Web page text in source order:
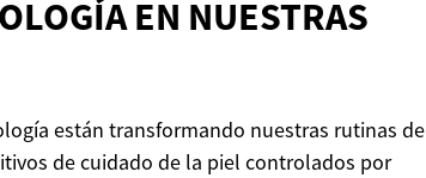
EN NUESTRAS
están transformando nuestras rutinas de
de cuidado de la piel controlados por